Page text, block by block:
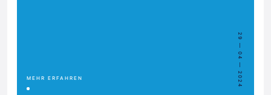
MEHR ERFAHREN 29 — 04 — 2024